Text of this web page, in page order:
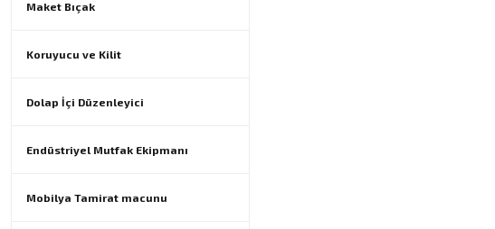
Maket Bıçak
Koruyucu ve Kilit
Dolap İçi Düzenleyici
Endüstriyel Mutfak Ekipmanı
Mobilya Tamirat macunu